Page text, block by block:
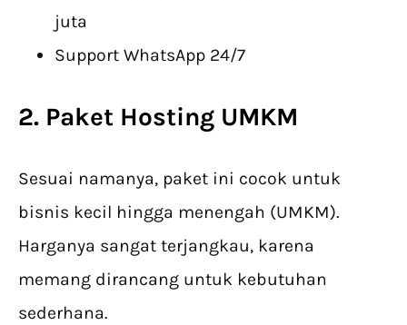
juta
Support WhatsApp 24/7
2. Paket Hosting UMKM
Sesuai namanya, paket ini cocok untuk
bisnis kecil hingga menengah (UMKM).
Harganya sangat terjangkau, karena
memang dirancang untuk kebutuhan
sederhana.